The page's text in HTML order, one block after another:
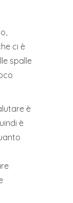
ci è
spalle
è
è